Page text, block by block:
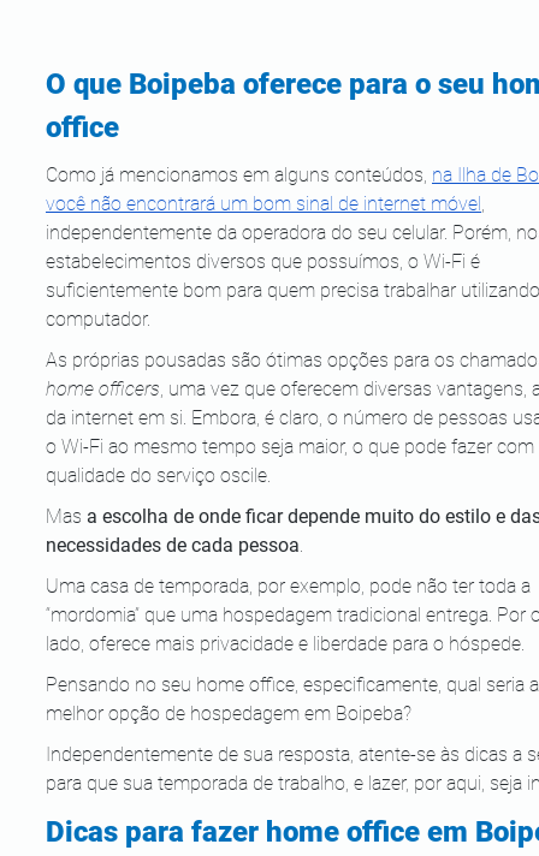
O que Boipeba oferece para o seu
office
Como já mencionamos em alguns conteúdos, na Ilha de
você não encontrará um bom sinal de internet móvel ,
independentemente da operadora do seu celular. Porém,
estabelecimentos diversos que possuímos, o Wi-Fi é
suficientemente bom para quem precisa trabalhar
computador.
As próprias pousadas são ótimas opções para os
home officers, uma vez que oferecem diversas vantagens,
da internet em si. Embora, é claro, o número de pessoas
o Wi-Fi ao mesmo tempo seja maior, o que pode fazer
qualidade do serviço oscile.
Mas a escolha de onde ficar depende muito do estilo e
necessidades de cada pessoa.
Uma casa de temporada, por exemplo, pode não ter toda a
“mordomia” que uma hospedagem tradicional entrega. Por
lado, oferece mais privacidade e liberdade para o hóspede.
Pensando no seu home office, especificamente, qual seria
melhor opção de hospedagem em Boipeba?
Independentemente de sua resposta, atente-se às dicas a
para que sua temporada de trabalho, e lazer, por aqui, seja
Dicas para fazer home office em